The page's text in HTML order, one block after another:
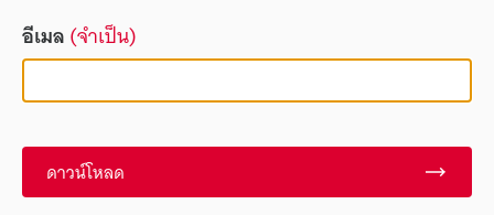
อีเมล(จำเป็น)
ดาวน์โหลด